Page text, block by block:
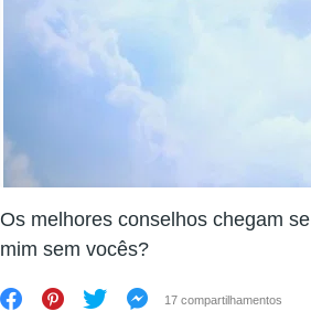
Os melhores conselhos chegam
mim sem vocês?
17 compartilhamentos